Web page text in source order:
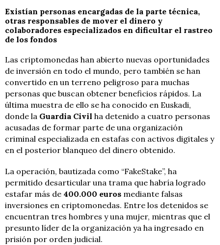
Existían personas encargadas de la parte técnica,
otras responsables de mover el dinero y
colaboradores especializados en dificultar el rastreo
de los fondos
Las criptomonedas han abierto nuevas oportunidades
de inversión en todo el mundo, pero también se han
convertido en un terreno peligroso para muchas
personas que buscan obtener beneficios rápidos. La
última muestra de ello se ha conocido en Euskadi,
donde la Guardia Civil ha detenido a cuatro personas
acusadas de formar parte de una organización
criminal especializada en estafas con activos digitales y
en el posterior blanqueo del dinero obtenido.
La operación, bautizada como “FakeStake”, ha
permitido desarticular una trama que habría logrado
estafar más de 400.000 euros mediante falsas
inversiones en criptomonedas. Entre los detenidos se
encuentran tres hombres y una mujer, mientras que el
presunto líder de la organización ya ha ingresado en
prisión por orden judicial.